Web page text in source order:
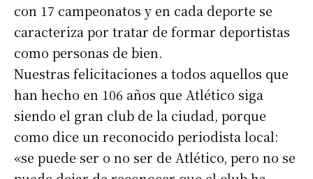
con 17 campeonatos y en cada deporte se
caracteriza por tratar de formar deportistas
como personas de bien.
Nuestras felicitaciones a todos aquellos que
han hecho en 106 años que Atlético siga
siendo el gran club de la ciudad, porque
como dice un reconocido periodista local:
«se puede ser o no ser de Atlético, pero no se